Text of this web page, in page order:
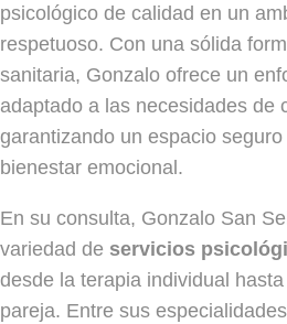
psicológico de calidad en un
respetuoso. Con una sólida
sanitaria, Gonzalo ofrece un
adaptado a las necesidades de
garantizando un espacio
bienestar emocional.
En su consulta, Gonzalo San
variedad de servicios
desde la terapia individual
pareja. Entre sus